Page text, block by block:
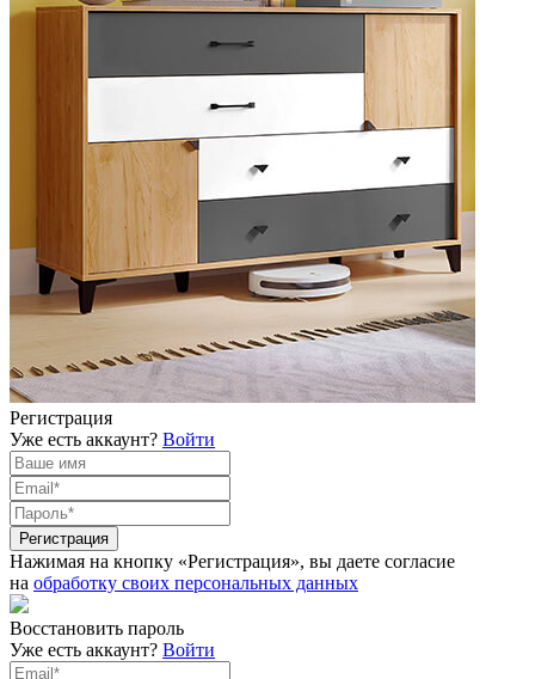
Регистрация
Уже есть аккаунт? Войти
Нажимая на кнопку «Регистрация», вы даете согласие
на обработку своих персональных данных
Восстановить пароль
Уже есть аккаунт? Войти